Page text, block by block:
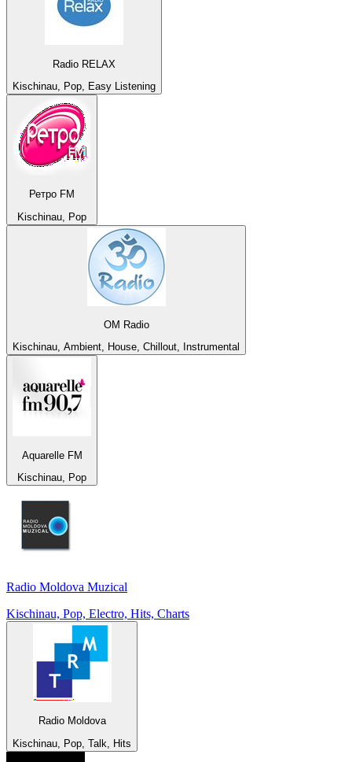
Radio RELAX
Kischinau, Pop, Easy Listening
Ретро FM
Kischinau, Pop
OM Radio
Kischinau, Ambient, House, Chillout, Instrumental
Aquarelle FM
Kischinau, Pop
Radio Moldova Muzical
Kischinau, Pop, Electro, Hits, Charts
Radio Moldova
Kischinau, Pop, Talk, Hits